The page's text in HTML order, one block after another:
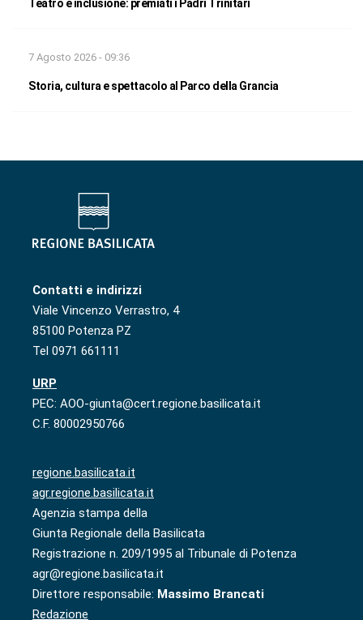
Teatro e inclusione: premiati i Padri Trinitari
7 Agosto 2026 - 09:36
Storia, cultura e spettacolo al Parco della Grancia
Contatti e indirizzi
Viale Vincenzo Verrastro, 4
85100 Potenza PZ
Tel 0971 661111
URP
PEC: AOO-giunta@cert.regione.basilicata.it
C.F. 80002950766
regione.basilicata.it
agr.regione.basilicata.it
Agenzia stampa della
Giunta Regionale della Basilicata
Registrazione n. 209/1995 al Tribunale di Potenza
agr@regione.basilicata.it
Direttore responsabile: Massimo Brancati
Redazione